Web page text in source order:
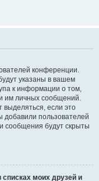
конференции.
указаны в вашем
к информации о том,
им личных сообщений.
выделяться, если это
пользователей
сообщения будут скрыты
списках моих друзей и